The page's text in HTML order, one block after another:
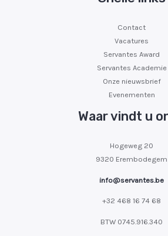
Contact
Vacatures
Servantes Award
Servantes Academie
Onze nieuwsbrief
Evenementen
Waar vindt u
Hogeweg 20
9320 Erembodegem
info@servantes.be
+32 468 16 74 68
BTW 0745.916.340